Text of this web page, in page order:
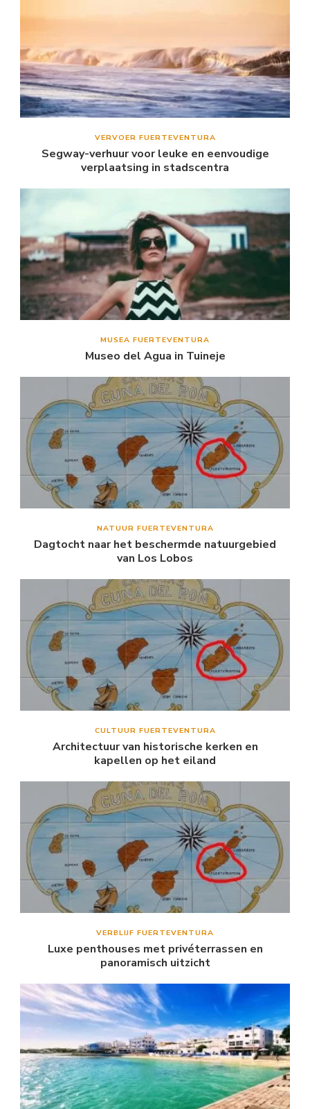
VERVOER FUERTEVENTURA
Segway-verhuur voor leuke en eenvoudige
verplaatsing in stadscentra
MUSEA FUERTEVENTURA
Museo del Agua in Tuineje
NATUUR FUERTEVENTURA
Dagtocht naar het beschermde natuurgebied
van Los Lobos
CULTUUR FUERTEVENTURA
Architectuur van historische kerken en
kapellen op het eiland
VERBLIJF FUERTEVENTURA
Luxe penthouses met privéterrassen en
panoramisch uitzicht